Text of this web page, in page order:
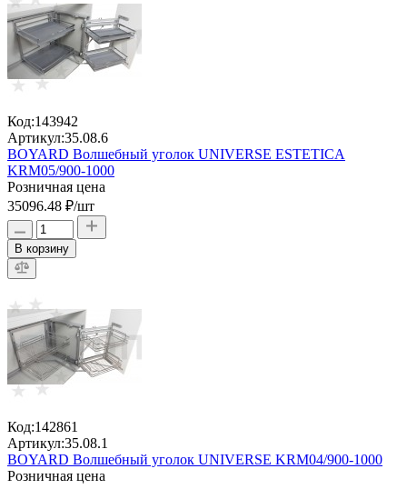
Код:143942
Артикул:35.08.6
BOYARD Волшебный уголок UNIVERSE ESTETICA
KRM05/900-1000
Розничная цена
35096.48 ₽/шт
В корзину
Код:142861
Артикул:35.08.1
BOYARD Волшебный уголок UNIVERSE KRM04/900-1000
Розничная цена